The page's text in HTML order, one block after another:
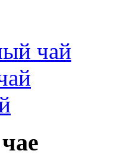
чай